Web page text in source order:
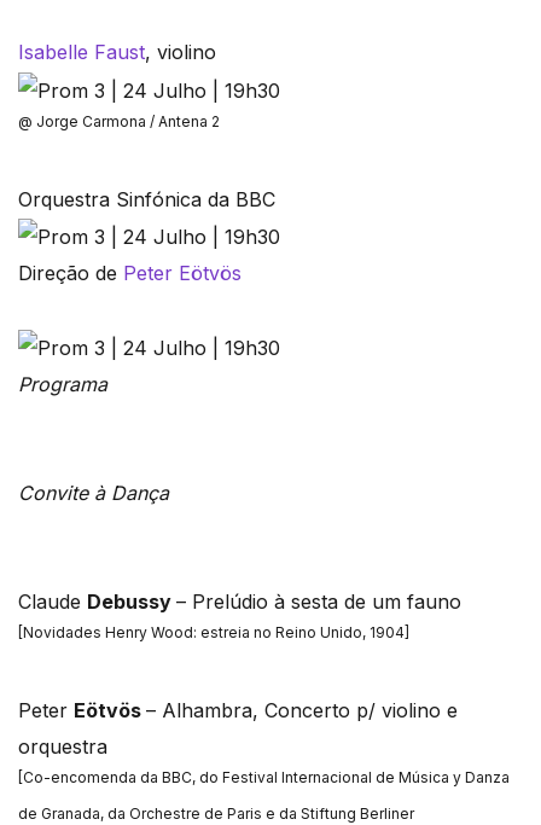
Isabelle Faust, violino
@ Jorge Carmona / Antena 2
Orquestra Sinfónica da BBC
Direção de Peter Eötvös
Programa
Convite à Dança
Claude Debussy – Prelúdio à sesta de um fauno
[Novidades Henry Wood: estreia no Reino Unido, 1904]
Peter Eötvös – Alhambra, Concerto p/ violino e
orquestra
[Co-encomenda da BBC, do Festival Internacional de Música y Danza
de Granada, da Orchestre de Paris e da Stiftung Berliner